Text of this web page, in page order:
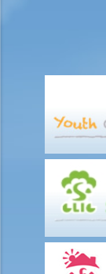
5. 当遗产税被取消
6. 如果遗嘱执行
7. 甚么是传唤书和
8. 如果在颁授遗
9. 如果我没有很多
构，成为我的遗嘱
10. 如果我的遗产
元；或(3)超过
11. 委任遗嘱执行人